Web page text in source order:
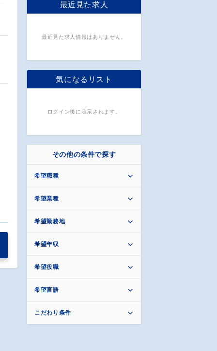
最近見た求人
最近見た求人情報はありません。
気になるリスト
ログイン後に表示されます。
その他の条件で探す
希望職種
希望業種
希望勤務地
希望年収
希望役職
希望言語
こだわり条件